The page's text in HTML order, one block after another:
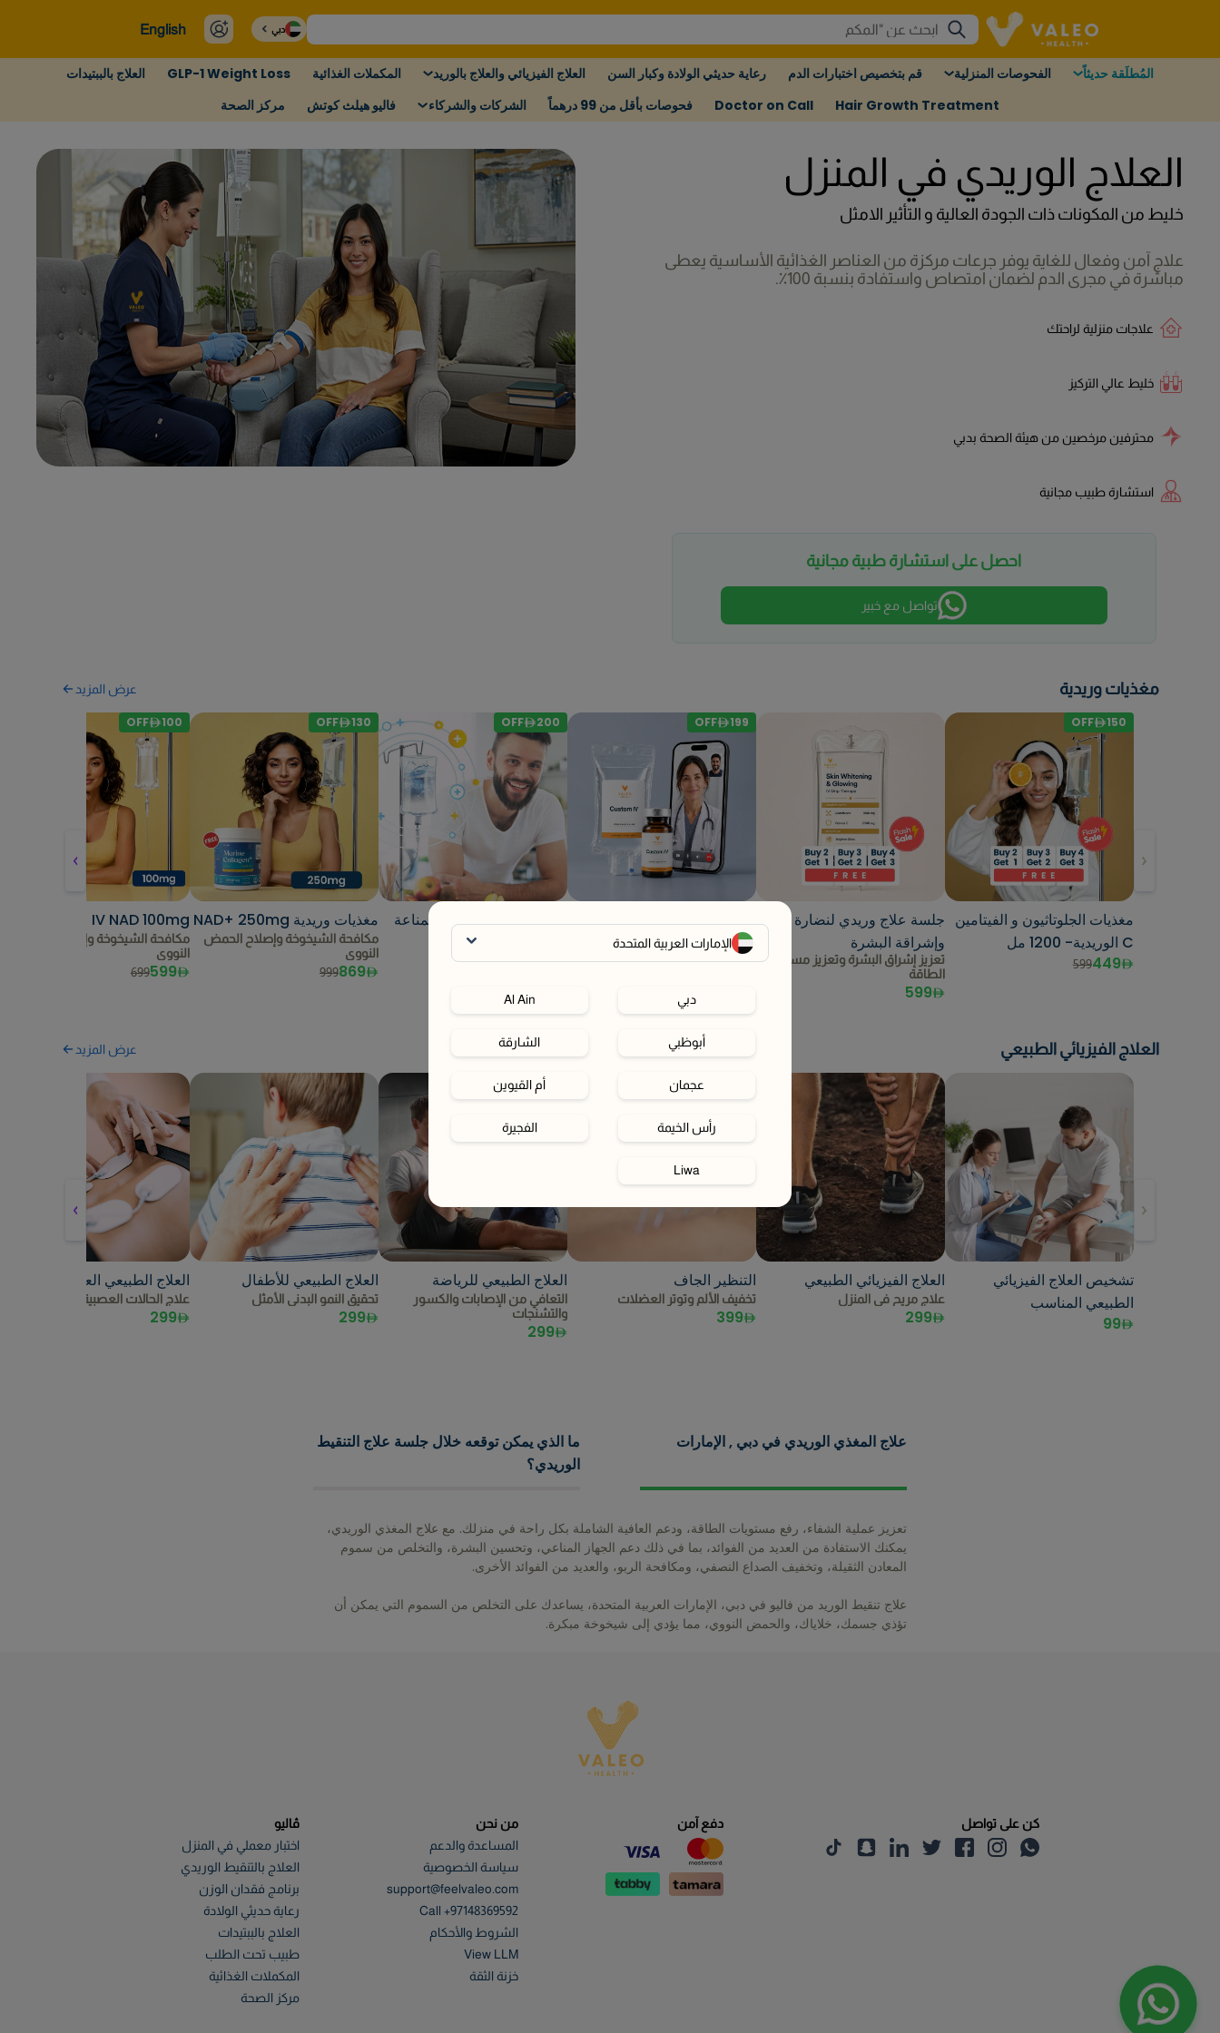
دبي English
المُطلَقة حديثاً الفحوصات المنزلية قم بتخصيص اختبارات الدم رعاية حديثي الولادة وكبار السن العلاج الفيزيائي والعلاج بالوريد المكملات الغذائية GLP-1 Weight Loss
العلاج بالببتيدات
Hair Growth Treatment
Doctor on Call فحوصات بأقل من 99 درهماً الشركات والشركاء فاليو هيلث كوتش مركز الصحة
الإمارات العربية المتحدة
دبي Al Ain
أبوظبي الشارقة
عجمان أم القيوين
رأس الخيمة الفجيرة
Liwa
العلاج الوريدي في المنزل
خليط من المكونات ذات الجودة العالية و التأثير الامثل
علاج آمن وفعال للغاية يوفر جرعات مركزة من العناصر الغذائية الأساسية يعطى
مباشرة في مجرى الدم لضمان امتصاص واستفادة بنسبة 100٪.
علاجات منزلية لراحتك
خليط عالي التركيز
محترفين مرخصين من هيئة الصحة بدبي
استشارة طبيب مجانية
احصل على استشارة طبية مجانية
تواصل مع خبير
مغذيات وريدية عرض المزيد
مغذيات الجلوتاثيون و الفيتامين
C الوريدية- 1200 مل
449
599
150
OFF
جلسة علاج وريدي لنضارة
وإشراقة البشرة
تعزيز إشراق البشرة وتعزيز مستويات
الطاقة
599
Create Your Own IV Drip
0
199
199
OFF
مغذيات وريدية معززة المناعة
يقوي ويحمي جسدك
699
200
OFF
مغذيات وريدية NAD+ 250mg
مكافحة الشيخوخة وإصلاح الحمض
النووي
869
999
130
OFF
IV NAD 100mg
مكافحة الشيخوخة وإصلاح الحمض
النووي
599
699
100
OFF
العلاج الفيزيائي الطبيعي عرض المزيد
تشخيص العلاج الفيزيائي
الطبيعي المناسب
99
العلاج الفيزيائي الطبيعي
علاج مريح في المنزل
299
التنظير الجاف
تخفيف الألم وتوتر العضلات
399
العلاج الطبيعي للرياضة
التعافي من الإصابات والكسور
والتشنجات
299
العلاج الطبيعي للأطفال
تحقيق النمو البدني الأمثل
299
العلاج الطبيعي العصبي
علاج الحالات العصبية بشكل فعال
299
علاج المغذي الوريدي في دبي , الإمارات
ما الذي يمكن توقعه خلال جلسة علاج التنقيط
الوريدي؟
تعزيز عملية الشفاء، رفع مستويات الطاقة، ودعم العافية الشاملة بكل راحة في منزلك. مع علاج المغذي الوريدي،
يمكنك الاستفادة من العديد من الفوائد، بما في ذلك دعم الجهاز المناعي، وتحسين البشرة، والتخلص من سموم
المعادن الثقيلة، وتخفيف الصداع النصفي، ومكافحة الربو، والعديد من الفوائد الأخرى.
علاج تنقيط الوريد من فاليو في دبي، الإمارات العربية المتحدة، يساعدك على التخلص من السموم التي يمكن أن
تؤذي جسمك، خلاياك، والحمض النووي، مما يؤدي إلى شيخوخة مبكرة.
ڤاليو
اختبار معملي في المنزل
العلاج بالتنقيط الوريدي
برنامج فقدان الوزن
رعاية حديثي الولادة
العلاج بالببتيدات
طبيب تحت الطلب
المكملات الغذائية
مركز الصحة
من نحن
المساعدة والدعم
سياسة الخصوصية
support@feelvaleo.com
Call +97148369592
الشروط والأحكام
View LLM
خزنة الثقة
دفع آمن كن على تواصل